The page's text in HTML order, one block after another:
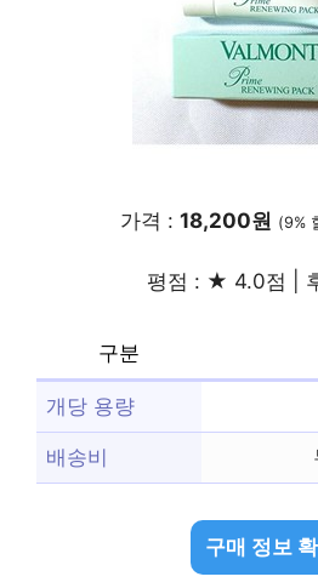
가격 : 18,200원 (9%
평점 : ★ 4.0점 |
구분
개당 용량
배송비
구매 정보